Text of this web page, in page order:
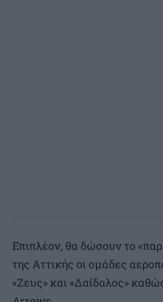
Επιπλέον, θα δώσουν το
της Αττικής οι ομάδες
«Ζευς» και «Δαίδαλος»